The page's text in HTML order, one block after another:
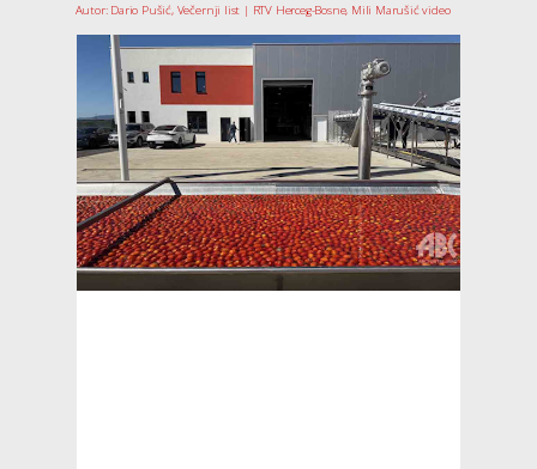
Autor: Dario Pušić, Večernji list | RTV Herceg-Bosne, Mili Marušić video